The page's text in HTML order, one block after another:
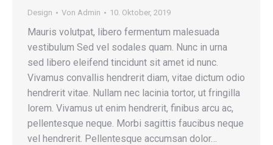
Design Von Admin 10. Oktober, 2019
Mauris volutpat, libero fermentum malesuada
vestibulum Sed vel sodales quam. Nunc in urna
sed libero eleifend tincidunt sit amet id nunc.
Vivamus convallis hendrerit diam, vitae dictum odio
hendrerit vitae. Nullam nec lacinia tortor, ut fringilla
lorem. Vivamus ut enim hendrerit, finibus arcu ac,
pellentesque neque. Morbi sagittis faucibus neque
vel hendrerit. Pellentesque accumsan dolor…